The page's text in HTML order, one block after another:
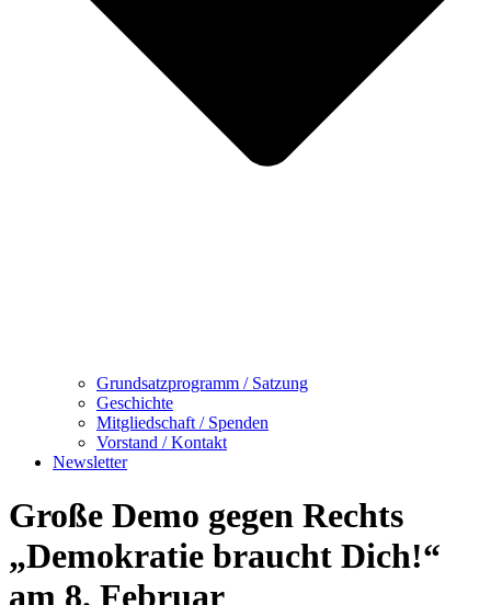
Grundsatzprogramm / Satzung
Geschichte
Mitgliedschaft / Spenden
Vorstand / Kontakt
Newsletter
Große Demo gegen Rechts
„Demokratie braucht Dich!“
am 8. Februar